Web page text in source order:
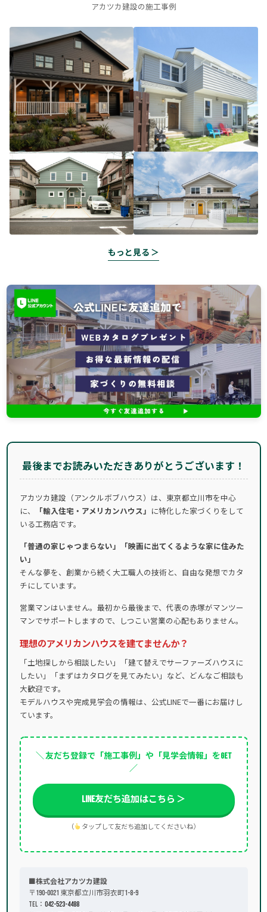
アカツカ建設の施工事例
もっと見る ＞
最後までお読みいただきありがとうございます！
アカツカ建設（アンクルボブハウス）は、東京都立川市を中心
に、
「輸入住宅・アメリカンハウス」 に特化した家づくりをして
いる工務店です。
「普通の家じゃつまらない」「映画に出てくるような家に住みた
い」
そんな夢を、創業から続く大工職人の技術と、自由な発想でカタ
チにしています。
営業マンはいません。最初から最後まで、代表の赤塚がマンツー
マンでサポートしますので、しつこい営業の心配もありません。
理想のアメリカンハウスを建てませんか？
「土地探しから相談したい」「建て替えでサーファーズハウスに
したい」「まずはカタログを見てみたい」など、どんなご相談も
大歓迎です。
モデルハウスや完成見学会の情報は、公式LINEで一番にお届けし
ています。
＼ 友だち登録で「施工事例」や「見学会情報」をGET
／
LINE友だち追加はこちら ＞
（ タップして友だち追加してくださいね）
■株式会社アカツカ建設
〒190-0021 東京都立川市羽衣町1-8-9
TEL： 042-523-4488